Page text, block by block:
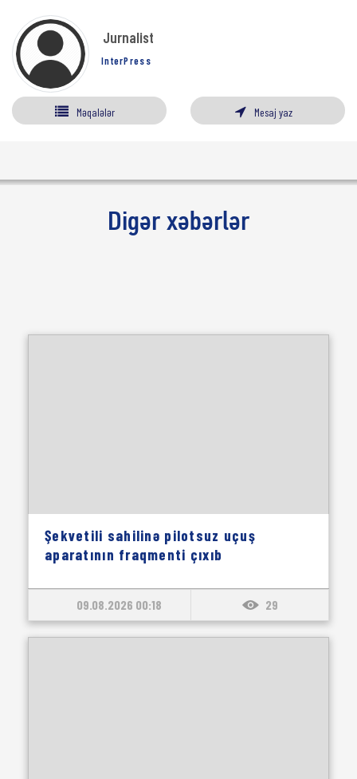
Jurnalist
InterPress
Məqalələr Mesaj yaz
Digər xəbərlər
Şekvetili sahilinə pilotsuz uçuş
aparatının fraqmenti çıxıb
09.08.2026 00:18 29